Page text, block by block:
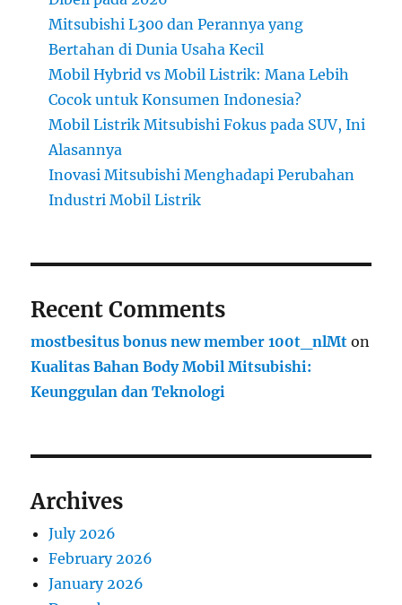
Mitsubishi L300 dan Perannya yang
Bertahan di Dunia Usaha Kecil
Mobil Hybrid vs Mobil Listrik: Mana Lebih
Cocok untuk Konsumen Indonesia?
Mobil Listrik Mitsubishi Fokus pada SUV, Ini
Alasannya
Inovasi Mitsubishi Menghadapi Perubahan
Industri Mobil Listrik
Recent Comments
mostbesitus bonus new member 100t_nlMt on
Kualitas Bahan Body Mobil Mitsubishi:
Keunggulan dan Teknologi
Archives
July 2026
February 2026
January 2026